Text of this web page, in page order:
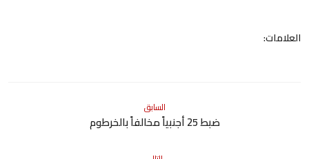
العلامات:
السابق
ضبط 25 أجنبياً مخالفاً بالخرطوم